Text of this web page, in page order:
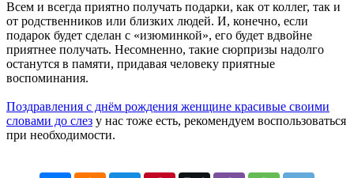
Всем и всегда приятно получать подарки, как от коллег, так и
от родственников или близких людей. И, конечно, если
подарок будет сделан с «изюминкой», его будет вдвойне
приятнее получать. Несомненно, такие сюрпризы надолго
останутся в памяти, придавая человеку приятные
воспоминания.
Поздравления с днём рождения женщине красивые своими
словами до слез у нас тоже есть, рекомендуем воспользоваться
при необходимости.